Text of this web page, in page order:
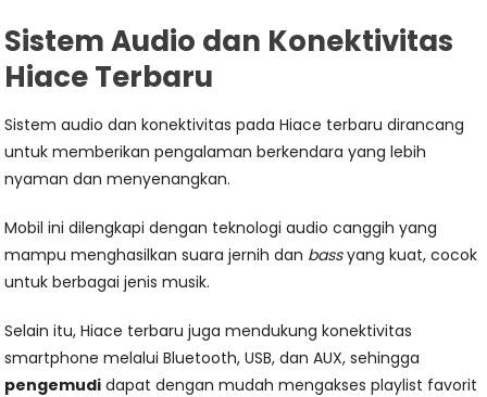
Sistem Audio dan Konektivitas
Hiace Terbaru
Sistem audio dan konektivitas pada Hiace terbaru dirancang
untuk memberikan pengalaman berkendara yang lebih
nyaman dan menyenangkan.
Mobil ini dilengkapi dengan teknologi audio canggih yang
mampu menghasilkan suara jernih dan bassyang kuat, cocok
untuk berbagai jenis musik.
Selain itu, Hiace terbaru juga mendukung konektivitas
smartphone melalui Bluetooth, USB, dan AUX, sehingga
pengemudi dapat dengan mudah mengakses playlist favorit